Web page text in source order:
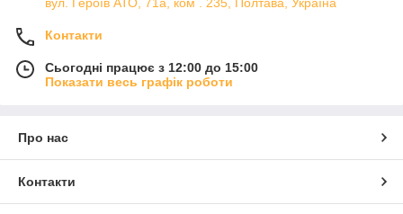
вул. Героїв АТО, 71а, ком . 235, Полтава, Україна
Контакти
Сьогодні працює з 12:00 до 15:00
Показати весь графік роботи
Про нас
Контакти